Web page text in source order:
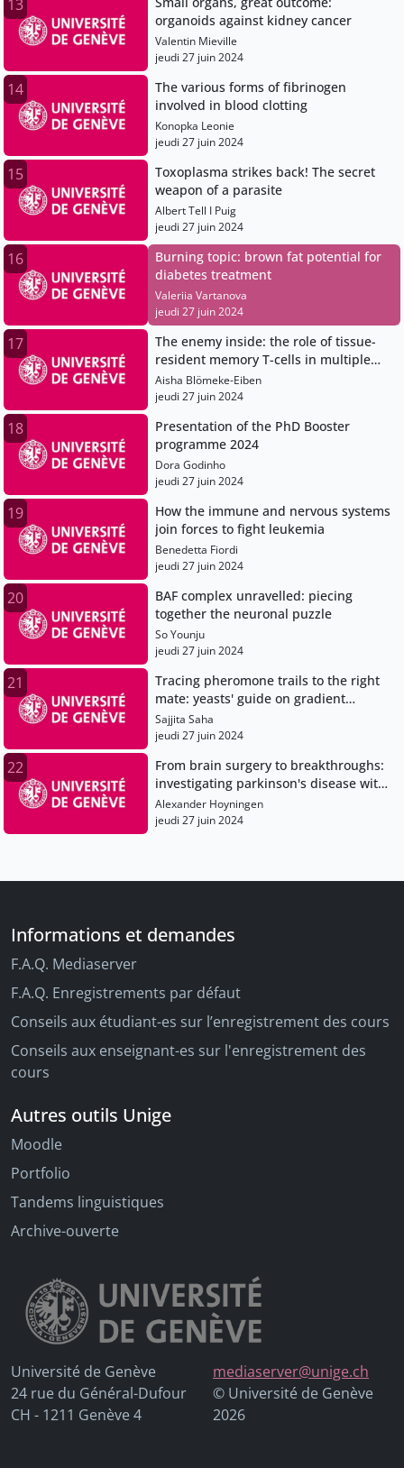
13
organoids against kidney cancer
Valentin Mieville
jeudi 27 juin 2024
14
The various forms of fibrinogen
involved in blood clotting
Konopka Leonie
jeudi 27 juin 2024
15
Toxoplasma strikes back! The secret
weapon of a parasite
Albert Tell I Puig
jeudi 27 juin 2024
16
Burning topic: brown fat potential for
diabetes treatment
Valeriia Vartanova
jeudi 27 juin 2024
17
The enemy inside: the role of tissue-
resident memory T-cells in multiple
sclerosis
Aisha Blömeke-Eiben
jeudi 27 juin 2024
18
Presentation of the PhD Booster
programme 2024
Dora Godinho
jeudi 27 juin 2024
19
How the immune and nervous systems
join forces to fight leukemia
Benedetta Fiordi
jeudi 27 juin 2024
20
BAF complex unravelled: piecing
together the neuronal puzzle
So Younju
jeudi 27 juin 2024
21
Tracing pheromone trails to the right
mate: yeasts' guide on gradient
decryption
Sajjita Saha
jeudi 27 juin 2024
22
From brain surgery to breakthroughs:
investigating parkinson's disease with
live tissue
Alexander Hoyningen
jeudi 27 juin 2024
Informations et demandes
F.A.Q. Mediaserver
F.A.Q. Enregistrements par défaut
Conseils aux étudiant-es sur l’enregistrement des cours
Conseils aux enseignant-es sur l'enregistrement des
cours
Autres outils Unige
Moodle
Portfolio
Tandems linguistiques
Archive-ouverte
Université de Genève
24 rue du Général-Dufour
CH - 1211 Genève 4
mediaserver@unige.ch
© Université de Genève
2026